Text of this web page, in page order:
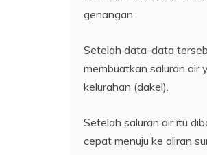
genangan.
Setelah data-data
membuatkan saluran air
kelurahan (dakel).
Setelah saluran air itu
cepat menuju ke aliran